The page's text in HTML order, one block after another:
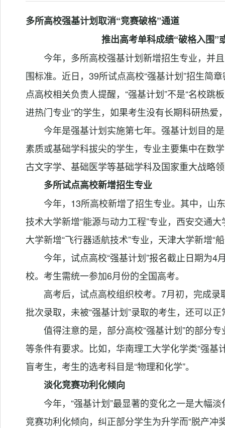
多所高校强基计划取消“竞赛破格”通道
推出高考单科成绩“破格入围”
今年，多所高校强基计划新增招生专业，并
围标准。近日，39所试点高校“强基计划”招生简
点高校相关负责人提醒，“强基计划”不是“名校跳
进热门专业”的学生，如果考生没有长期科研热爱
今年是强基计划实施第七年。强基计划目的
素质或基础学科拔尖的学生，专业主要集中在数
古文字学、基础医学等基础学科及国家重大战略
多所试点高校新增招生专业
今年，13所高校新增了招生专业。其中，山
技术大学新增“能源与动力工程”专业，西安交通
大学新增“飞行器适航技术”专业，天津大学新增“
今年，试点高校“强基计划”报名截止日期为
校。考生需统一参加6月份的全国高考。
高考后，试点高校组织校考。7月初，完成
批次录取，未被“强基计划”录取的考生，还可以
值得注意的是，部分高校“强基计划”的部分
等条件有要求。比如，华南理工大学化学类“强基
盲考生，考生的选考科目是“物理和化学”。
淡化竞赛功利化倾向
今年，“强基计划”最显著的变化之一是大幅
竞赛功利化倾向，纠正部分学生为升学而“脱产